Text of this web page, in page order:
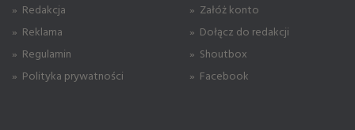
» Redakcja
» Reklama
» Regulamin
» Polityka prywatności
» Załóż konto
» Dołącz do redakcji
» Shoutbox
» Facebook